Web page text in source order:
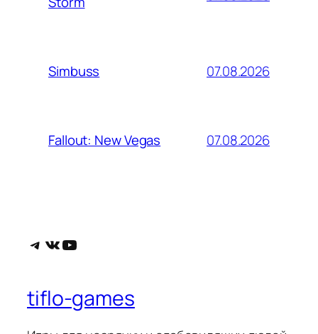
Simbuss 07.08.2026
Fallout: New Vegas 07.08.2026
Telegram
ВКонтакте
YouTube
tiflo-games